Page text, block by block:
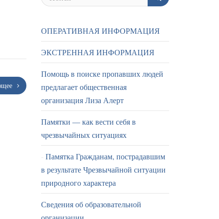
ОПЕРАТИВНАЯ ИНФОРМАЦИЯ
ЭКСТРЕННАЯ ИНФОРМАЦИЯ
Помощь в поиске пропавших людей
предлагает общественная
организация Лиза Алерт
Памятки — как вести себя в
чрезвычайных ситуациях
Памятка Гражданам, пострадавшим
в результате Чрезвычайной ситуации
природного характера
Сведения об образовательной